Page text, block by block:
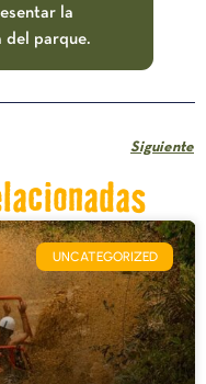
la
del parque.
Siguiente
UNCATEGORIZED